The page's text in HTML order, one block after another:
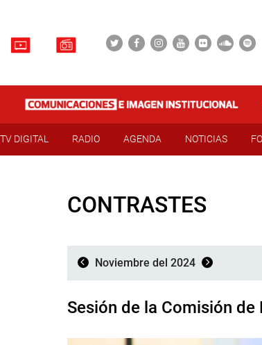
TV DIGITAL RADIO AGENDA NOTICIAS
CONTRASTES
Noviembre del 2024
Sesión de la Comisión de